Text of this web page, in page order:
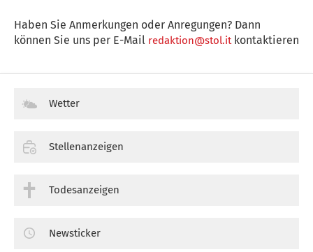
Haben Sie Anmerkungen oder Anregungen? Dann
können Sie uns per E-Mail redaktion@stol.itkontaktieren
Wetter
Stellenanzeigen
Todesanzeigen
Newsticker